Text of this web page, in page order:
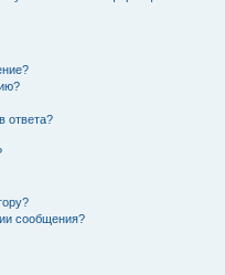
ответа?
сообщения?